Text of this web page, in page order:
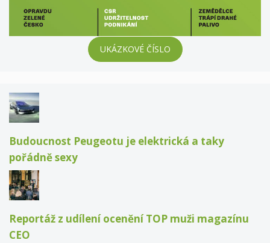
UKÁZKOVÉ ČÍSLO
Budoucnost Peugeotu je elektrická a taky
pořádně sexy
Reportáž z udílení ocenění TOP muži magazínu
CEO